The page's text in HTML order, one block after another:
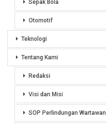
Sepak Bola
Otomotif
Teknologi
Tentang Kami
Redaksi
Visi dan Misi
SOP Perlindungan Wartawan